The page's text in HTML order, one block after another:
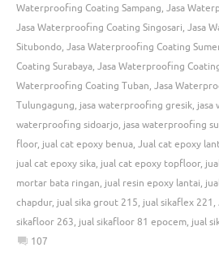
Waterproofing Coating Sampang, Jasa
Jasa Waterproofing Coating Singosari, Jasa
Situbondo, Jasa Waterproofing Coating
Coating Surabaya, Jasa Waterproofing
Waterproofing Coating Tuban, Jasa
Tulungagung, jasa waterproofing gresik, jasa
waterproofing sidoarjo, jasa waterproofing
floor, jual cat epoxy benua, Jual cat epoxy
jual cat epoxy sika, jual cat epoxy topfloor,
mortar bata ringan, jual resin epoxy lantai,
chapdur, jual sika grout 215, jual sikaflex 221,
sikafloor 263, jual sikafloor 81 epocem, jual
107